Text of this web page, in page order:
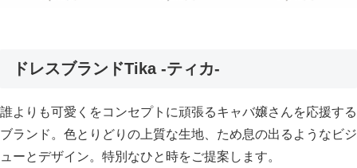
ドレスブランドTika -ティカ-
誰よりも可愛くをコンセプトに頑張るキャバ嬢さんを応援する
ブランド。色とりどりの上質な生地、ため息の出るようなビジ
ューとデザイン。特別なひと時をご提案します。